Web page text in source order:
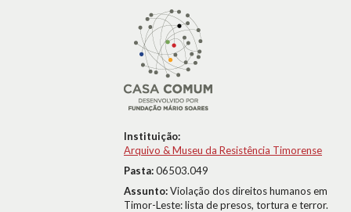
Instituição:
Arquivo & Museu da Resistência Timorense
Pasta:06503.049
Assunto:Violação dos direitos humanos em
Timor-Leste: lista de presos, tortura e terror.